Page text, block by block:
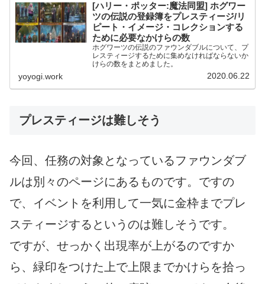
[ハリー・ポッター:魔法同盟] ホグワー
ツの伝説の登録簿をプレスティージ/リ
ピート・イメージ・コレクションする
ために必要なかけらの数
ホグワーツの伝説のファウンダブルについて、プ
レスティージするために集めなければならないか
けらの数をまとめました。
yoyogi.work 2020.06.22
プレスティージは難しそう
今回、任務の対象となっているファウンダブ
ルは別々のページにあるものです。ですの
で、イベントを利用して一気に金枠までプレ
スティージするというのは難しそうです。
ですが、せっかく出現率が上がるのですか
ら、緑印をつけた上で上限までかけらを拾っ